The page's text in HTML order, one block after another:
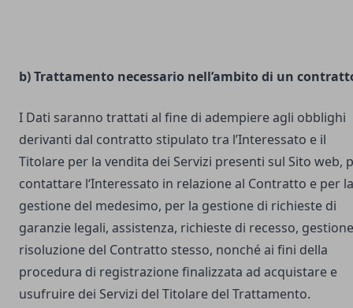
b) Trattamento necessario nell’ambito di un
I Dati saranno trattati al fine di adempiere agli obblighi
derivanti dal contratto stipulato tra l’Interessato e il
Titolare per la vendita dei Servizi presenti sul Sito web,
contattare l‘Interessato in relazione al Contratto e per la
gestione del medesimo, per la gestione di richieste di
garanzie legali, assistenza, richieste di recesso,
risoluzione del Contratto stesso, nonché ai fini della
procedura di registrazione finalizzata ad acquistare e
usufruire dei Servizi del Titolare del Trattamento.